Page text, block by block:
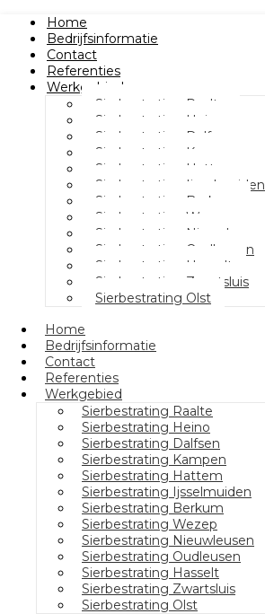
Home
Bedrijfsinformatie
Contact
Referenties
Werkgebied
Sierbestrating Raalte
Sierbestrating Heino
Sierbestrating Dalfsen
Sierbestrating Kampen
Sierbestrating Hattem
Sierbestrating Ijsselmuiden
Sierbestrating Berkum
Sierbestrating Wezep
Sierbestrating Nieuwleusen
Sierbestrating Oudleusen
Sierbestrating Hasselt
Sierbestrating Zwartsluis
Sierbestrating Olst
Home
Bedrijfsinformatie
Contact
Referenties
Werkgebied
Sierbestrating Raalte
Sierbestrating Heino
Sierbestrating Dalfsen
Sierbestrating Kampen
Sierbestrating Hattem
Sierbestrating Ijsselmuiden
Sierbestrating Berkum
Sierbestrating Wezep
Sierbestrating Nieuwleusen
Sierbestrating Oudleusen
Sierbestrating Hasselt
Sierbestrating Zwartsluis
Sierbestrating Olst